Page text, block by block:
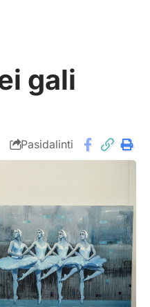
gali
Pasidalinti